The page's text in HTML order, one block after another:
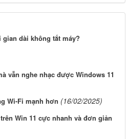
dài không tắt máy?
vẫn nghe nhạc được Windows 11
Wi-Fi mạnh hơn (16/02/2025)
Win 11 cực nhanh và đơn giản